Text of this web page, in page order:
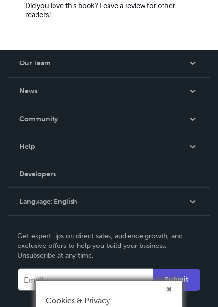
Did you love this book? Leave a review for other
readers!
Our Team
News
In The News
Community
Podcast
Help
Order Lookup
Knowledge Base
Contact Support
Developers
Language: English
Deutsch
Français
Español
Get expert tips on direct sales, audience growth, and
exclusive offers to help you build your business.
Unsubscribe at any time.
Submit
Cookies & Privacy